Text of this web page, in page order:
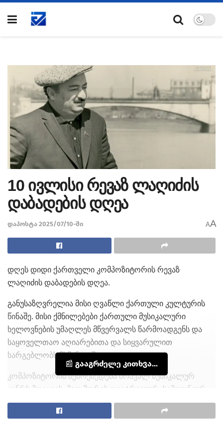
10 ივლისი რევაზ ლაღიძის
დაბადების დღეა
დაპოსტა 2025/07/10-ში AA
დღეს დიდი ქართველი კომპოზიტორის რევაზ
ლაღიძის დაბადების დღეა.
განუსაზღვრელია მისი ღვაწლი ქართული კულტურის
წინაშე. მისი ქმნილებები ქართული მუსიკალური
ხელოვნების უმაღლეს მწვერვალს წარმოადგენს და
საყოველთაო აღიარებითა და სიყვარულით
სარგებლობს მსმენელში.
კომპოზიტორის შემოქმედება მრავალ მუსიკალურ
ჟანრს მოიცავს, მათ შორის თეატრალურ, სიმფონიურ,
საგუნდო, კამერულ-ინსტრუმენტულ ჟანრებს,
📰 გააგრძელე კითხვა...